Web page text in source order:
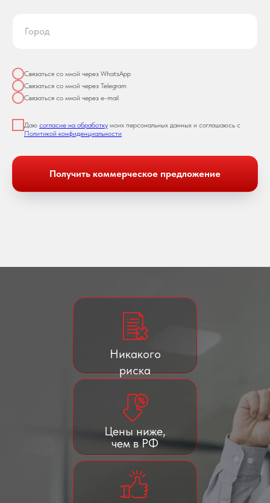
Связаться со мной через WhatsApp
Связаться со мной через Telegram
Связаться со мной через e-mail
Даю согласие на обработку моих персональных данных и соглашаюсь с
Политикой конфиденциальности
Получить коммерческое предложение
Никакого
риска
Цены ниже,
чем в РФ